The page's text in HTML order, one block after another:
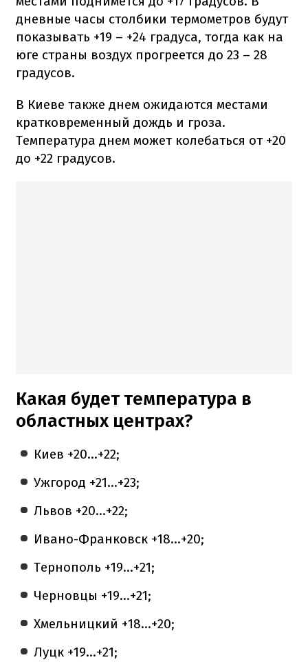
дневные часы столбики термометров будут
показывать +19 – +24 градуса, тогда как на
юге страны воздух прогреется до 23 – 28
градусов.
В Киеве также днем ожидаются местами
кратковременный дождь и гроза.
Температура днем может колебаться от +20
до +22 градусов.
Какая будет температура в
областных центрах?
Киев +20...+22;
Ужгород +21...+23;
Львов +20...+22;
Ивано-Франковск +18...+20;
Тернополь +19...+21;
Черновцы +19...+21;
Хмельницкий +18...+20;
Луцк +19...+21;